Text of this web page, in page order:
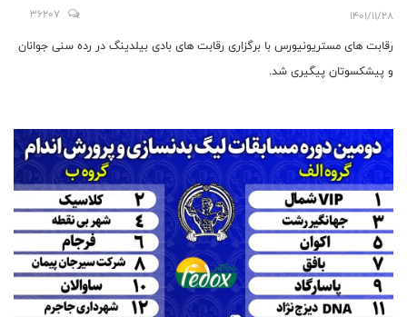
1401/11/28
36207
رقابت های مستریونیورس با برگزاری رقابت های بادی بیلدینگ در رده سنی جوانان
و پیشکسوتان پیگیری شد.